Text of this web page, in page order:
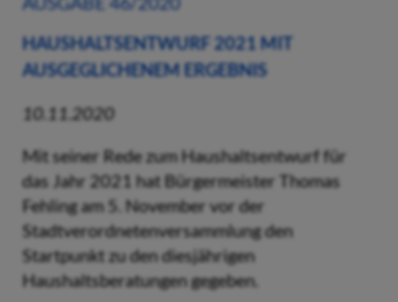
HAUSHALTSENTWURF 2021 MIT
AUSGEGLICHENEM ERGEBNIS
10.11.2020
Mit seiner Rede zum Haushaltsentwurf für
das Jahr 2021 hat Bürgermeister Thomas
Fehling am 5. November vor der
Stadtverordnetenversammlung den
Startpunkt zu den diesjährigen
Haushaltsberatungen gegeben.